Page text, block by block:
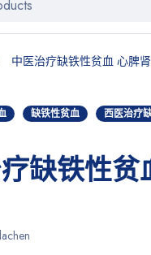
中医治疗缺铁性贫血 心脾
缺铁性贫血
西医治疗
缺铁性贫